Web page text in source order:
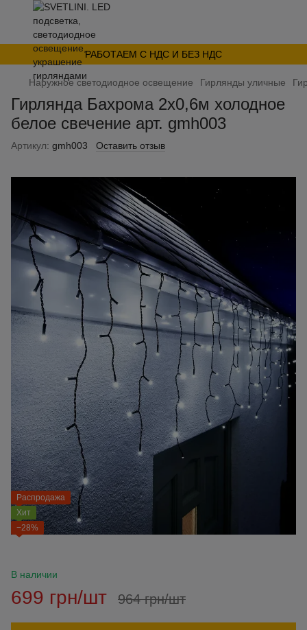
РАБОТАЕМ С НДС И БЕЗ НДС
Наружное светодиодное освещение Гирлянды уличные
Гирлянда Бахрома 2x0,6м холодное
белое свечение арт. gmh003
Артикул: gmh003 Оставить отзыв
Распродажа
Хит
−28%
В наличии
699 грн/шт 964 грн/шт